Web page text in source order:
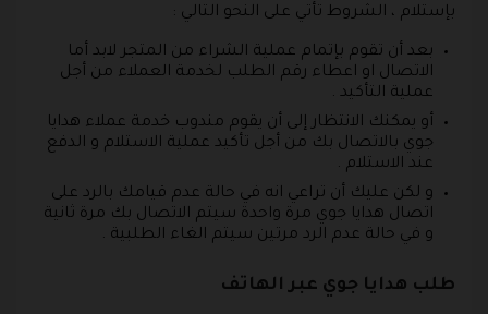
بإستلام ، الشروط تأتي على النحو التالي :
بعد أن تقوم بإتمام عملية الشراء من المتجر لابد أما
الاتصال او اعطاء رقم الطلب لخدمة العملاء من أجل
عملية التأكيد .
أو يمكنك الانتظار إلى أن يقوم مندوب خدمة عملاء هدايا
جوي بالاتصال بك من أجل تأكيد عملية الاستلام و الدفع
عند الاستلام .
و لكن عليك أن تراعي انه في حالة عدم قيامك بالرد على
اتصال هدايا جوي مرة واحدة سيتم الاتصال بك مرة ثانية
و في حالة عدم الرد مرتين سيتم الغاء الطلبية .
طلب هدايا جوي عبر الهاتف